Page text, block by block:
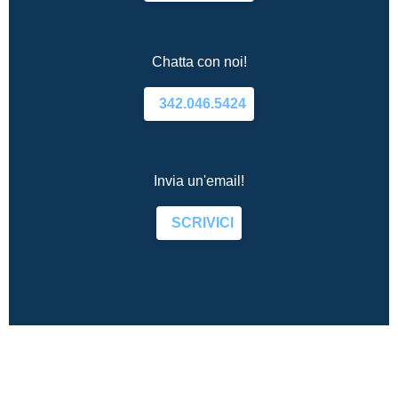
Chatta con noi!
342.046.5424
Invia un'email!
SCRIVICI